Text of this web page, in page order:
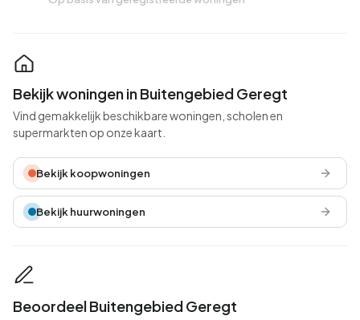
Bekijk woningen in Buitengebied Geregt
Vind gemakkelijk beschikbare woningen, scholen en
supermarkten op onze kaart.
Bekijk koopwoningen
Bekijk huurwoningen
Beoordeel Buitengebied Geregt